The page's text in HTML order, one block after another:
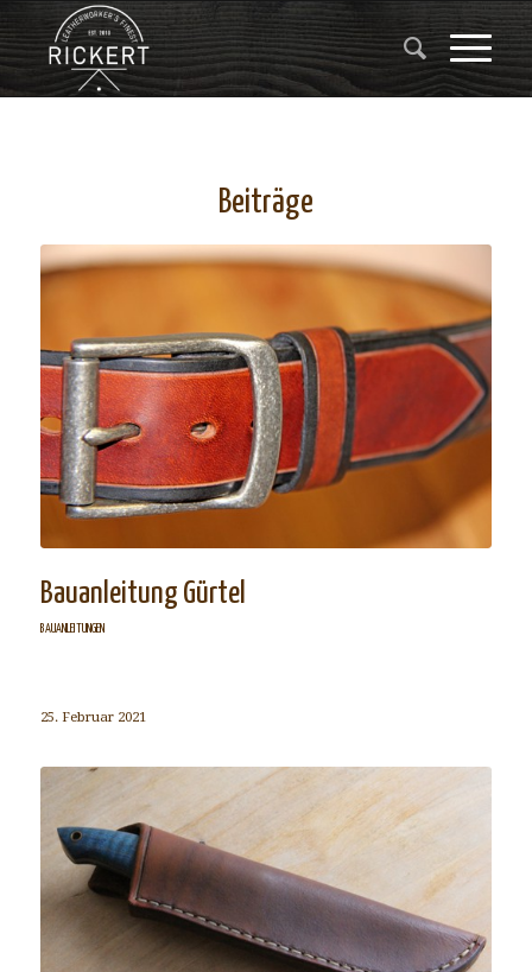
Beiträge
Bauanleitung Gürtel
BAUANLEITUNGEN
25. Februar 2021